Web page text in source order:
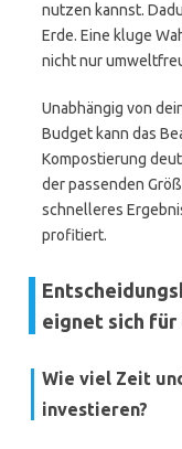
nutzen kannst.
Erde. Eine kluge
nicht nur
Unabhängig von
Budget kann das
Kompostierung
der passenden
schnelleres
profitiert.
eignet sich für
Wie viel Zeit
investieren?